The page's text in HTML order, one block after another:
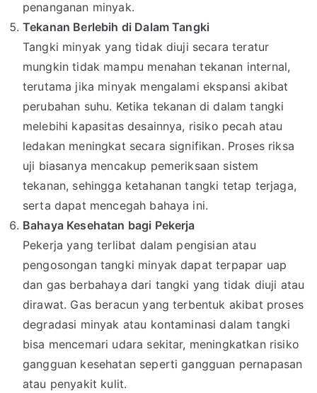
penanganan minyak.
Tekanan Berlebih di Dalam Tangki
Tangki minyak yang tidak diuji secara teratur
mungkin tidak mampu menahan tekanan internal,
terutama jika minyak mengalami ekspansi akibat
perubahan suhu. Ketika tekanan di dalam tangki
melebihi kapasitas desainnya, risiko pecah atau
ledakan meningkat secara signifikan. Proses riksa
uji biasanya mencakup pemeriksaan sistem
tekanan, sehingga ketahanan tangki tetap terjaga,
serta dapat mencegah bahaya ini.
Bahaya Kesehatan bagi Pekerja
Pekerja yang terlibat dalam pengisian atau
pengosongan tangki minyak dapat terpapar uap
dan gas berbahaya dari tangki yang tidak diuji atau
dirawat. Gas beracun yang terbentuk akibat proses
degradasi minyak atau kontaminasi dalam tangki
bisa mencemari udara sekitar, meningkatkan risiko
gangguan kesehatan seperti gangguan pernapasan
atau penyakit kulit.